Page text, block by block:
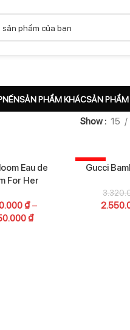
NẾNSẢN PHẨM KHÁCSẢN
Show 15
Eau de
For Her
₫–
₫
-23%
Gucci